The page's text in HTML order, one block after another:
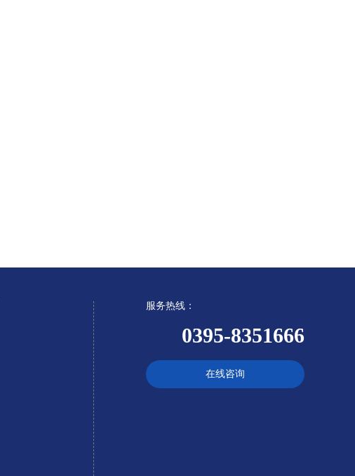
服务热线：
0395-8351666
在线咨询